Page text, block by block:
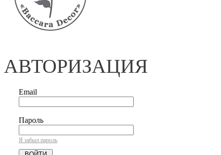
АВТОРИЗАЦИЯ
Email
Пароль
Я забыл пароль